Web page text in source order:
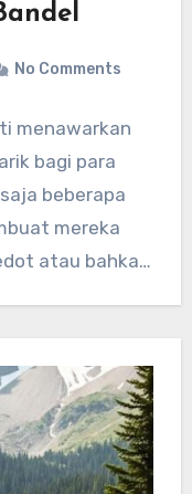
No Comments
menawarkan
bagi para
beberapa
mereka
atau bahkan